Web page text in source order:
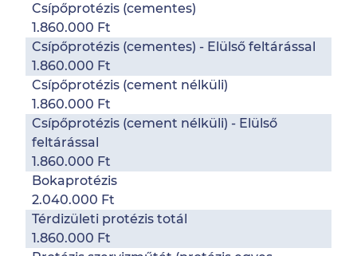
Csípőprotézis (cementes)
1.860.000 Ft
Csípőprotézis (cementes) - Elülső feltárással
1.860.000 Ft
Csípőprotézis (cement nélküli)
1.860.000 Ft
Csípőprotézis (cement nélküli) - Elülső
feltárással
1.860.000 Ft
Bokaprotézis
2.040.000 Ft
Térdizületi protézis totál
1.860.000 Ft